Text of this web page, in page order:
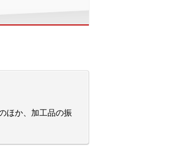
ほか、加工品の振